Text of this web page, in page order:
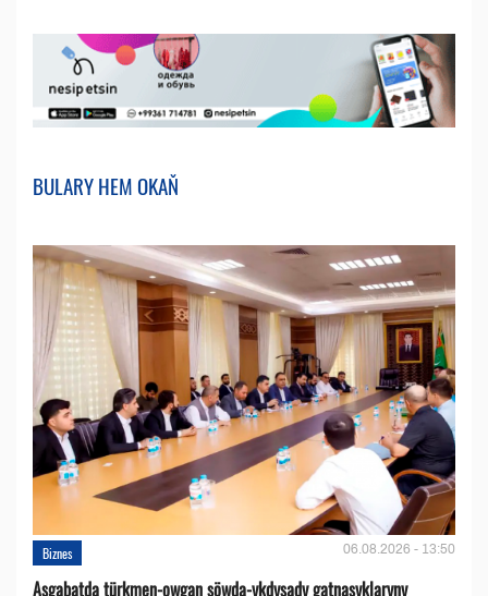
BULARY HEM OKAŇ
Biznes 06.08.2026 - 13:50
Aşgabatda türkmen-owgan söwda-ykdysady gatnaşyklaryny